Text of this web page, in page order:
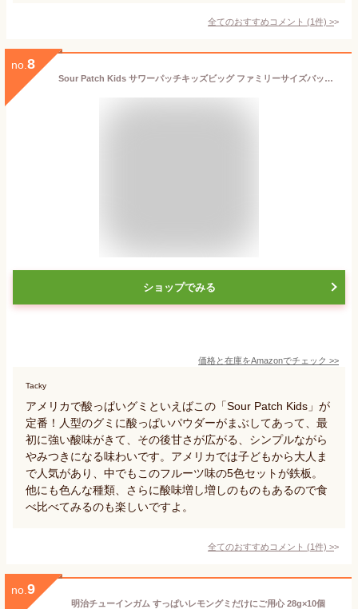
全てのおすすめコメント (1件) >
no. 8
Sour Patch Kids サワーパッチキッズビッグ ファミリーサイズバッグ 771g Big Soft & Chewy Candy [並行輸入品]
ショップでみる
価格と在庫をAmazonでチェック >>
Tacky
アメリカで酸っぱいグミといえばこの「Sour Patch Kids」が
定番！人型のグミに酸っぱいパウダーがまぶしてあって、最
初に強い酸味がきて、その後甘さが広がる、シンプルながら
やみつきになる味わいです。アメリカでは子どもから大人ま
で人気があり、中でもこのフルーツ味の5色セットが鉄板。
他にも色んな種類、さらに酸味増し増しのものもあるので食
べ比べてみるのも楽しいですよ。
全てのおすすめコメント (1件) >
no. 9
明治チューインガム すっぱいレモングミだけにご用心 28g×10個